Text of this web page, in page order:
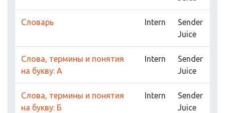
Словарь Intern
Sender
Juice
Слова, термины и понятия
на букву: А
Intern
Sender
Juice
Слова, термины и понятия
на букву: Б
Intern
Sender
Juice